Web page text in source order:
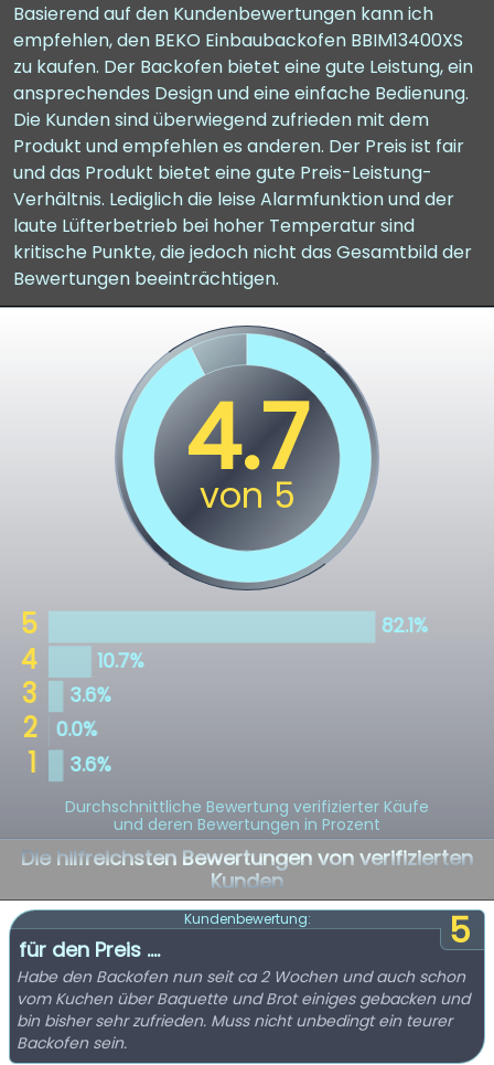
Basierend auf den Kundenbewertungen kann ich
empfehlen, den BEKO Einbaubackofen BBIM13400XS
zu kaufen. Der Backofen bietet eine gute Leistung, ein
ansprechendes Design und eine einfache Bedienung.
Die Kunden sind überwiegend zufrieden mit dem
Produkt und empfehlen es anderen. Der Preis ist fair
und das Produkt bietet eine gute Preis-Leistung-
Verhältnis. Lediglich die leise Alarmfunktion und der
laute Lüfterbetrieb bei hoher Temperatur sind
kritische Punkte, die jedoch nicht das Gesamtbild der
Bewertungen beeinträchtigen.
Durchschnittliche Bewertung verifizierter Käufe
und deren Bewertungen in Prozent
Die hilfreichsten Bewertungen von verifizierten
Kunden
5
Kundenbewertung:
für den Preis ....
Habe den Backofen nun seit ca 2 Wochen und auch schon
vom Kuchen über Baquette und Brot einiges gebacken und
bin bisher sehr zufrieden. Muss nicht unbedingt ein teurer
Backofen sein.